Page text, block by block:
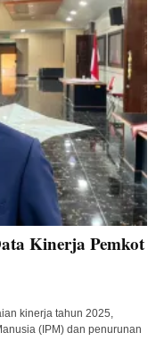
Kinerja Pemkot
kinerja tahun 2025,
(IPM) dan penurunan